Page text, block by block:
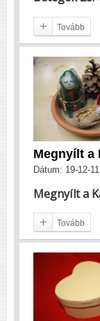
Tovább
Megnyílt a
Dátum: 19-12-
Megnyílt a
Tovább